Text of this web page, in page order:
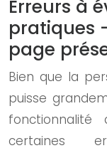
Erreurs à
pratiques
page
Bien que la
puisse
fonctionnalité
certaines